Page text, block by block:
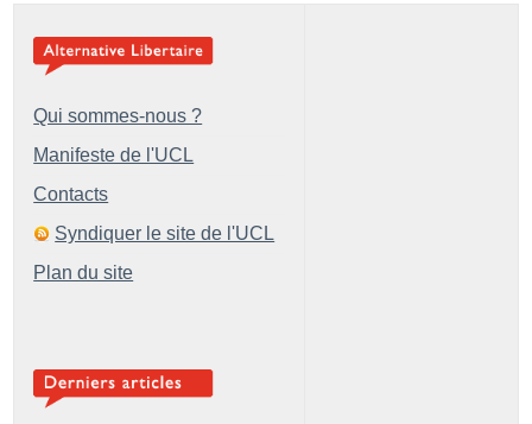
Qui sommes-nous ?
Manifeste de l'UCL
Contacts
Syndiquer le site de l'UCL
Plan du site